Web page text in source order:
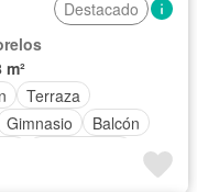
Destacado
m²
Terraza
Gimnasio
Balcón